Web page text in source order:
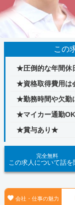
この
★圧倒的な年間休
★資格取得費用は
★勤務時間や欠勤
★マイカー通勤
★賞与あり★
完全無料
この求人について話を
 会社・仕事の魅力